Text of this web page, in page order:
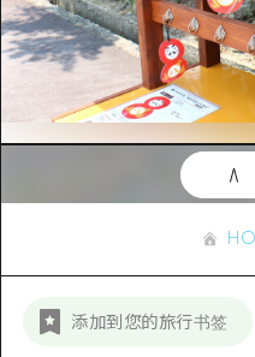
活動·廟會
美食·酒水
騎自行車
購物
運動
夜晚生活
廣島隨意
廣島市內
安芸
答對了
宮島周邊
廣島市內
安芸
答對了
美北
東山口
活動
即時訊息
有用的信息
列表
新聞
添加到您的旅行书签